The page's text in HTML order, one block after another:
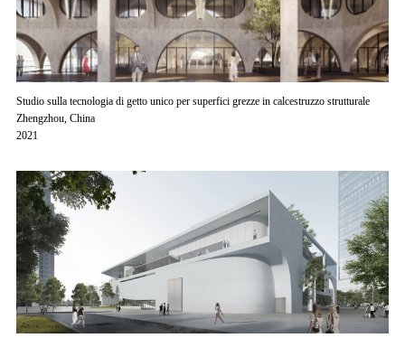
Studio sulla tecnologia di getto unico per superfici grezze in calcestruzzo strutturale
Zhengzhou, China
2021